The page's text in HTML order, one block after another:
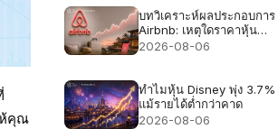
ห้คุณ
บทวิเคราะห์ผลประกอบการ
Airbnb: เหตุใดราคาหุ้น
Airbnb อาจร่วงลงได้แม้
2026-08-06
ทำไมหุ้น Disney พุ่ง 3.7%
แม้รายได้ต่ำกว่าคาด
2026-08-06